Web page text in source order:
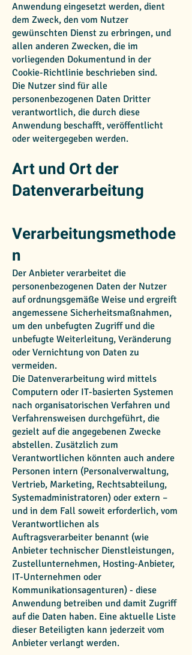
Anwendung eingesetzt werden, dient
dem Zweck, den vom Nutzer
gewünschten Dienst zu erbringen, und
allen anderen Zwecken, die im
vorliegenden Dokumentund in der
Cookie-Richtlinie beschrieben sind.
Die Nutzer sind für alle
personenbezogenen Daten Dritter
verantwortlich, die durch diese
Anwendung beschafft, veröffentlicht
oder weitergegeben werden.
Art und Ort der
Datenverarbeitung
Verarbeitungsmethode
n
Der Anbieter verarbeitet die
personenbezogenen Daten der Nutzer
auf ordnungsgemäße Weise und ergreift
angemessene Sicherheitsmaßnahmen,
um den unbefugten Zugriff und die
unbefugte Weiterleitung, Veränderung
oder Vernichtung von Daten zu
vermeiden.
Die Datenverarbeitung wird mittels
Computern oder IT-basierten Systemen
nach organisatorischen Verfahren und
Verfahrensweisen durchgeführt, die
gezielt auf die angegebenen Zwecke
abstellen. Zusätzlich zum
Verantwortlichen könnten auch andere
Personen intern (Personalverwaltung,
Vertrieb, Marketing, Rechtsabteilung,
Systemadministratoren) oder extern –
und in dem Fall soweit erforderlich, vom
Verantwortlichen als
Auftragsverarbeiter benannt (wie
Anbieter technischer Dienstleistungen,
Zustellunternehmen, Hosting-Anbieter,
IT-Unternehmen oder
Kommunikationsagenturen) - diese
Anwendung betreiben und damit Zugriff
auf die Daten haben. Eine aktuelle Liste
dieser Beteiligten kann jederzeit vom
Anbieter verlangt werden.